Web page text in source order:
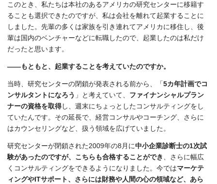
このとき、私たちは本社のあるアメリカの研究センターに移籍す
ることも選択できたのですが、私は会社を離れて起業することに
しました。先輩の多くは家族を引き連れてアメリカに移住し、後
輩は国内のベンチャーなどに転職したので、起業したのは私だけ
だったと思います。
――もともと、起業することを考えていたのですか。
当時、研究センターの閉鎖が発表される前から、「5カ年計画でコ
ンサルタントになろう 」と考えていて、 ファイナンシャルプラン
ナーの資格を取得し、週末にちょっとしたコンサルティングをし
ていたんです。その延長で、経営コンサルやコーチング、さらに
はカウンセリングなど、扱う領域を広げていました。
研究センターが閉鎖された2009年の8月に中小企業診断士の1次試
験があったのですが、こちらも合格することができ
、さらに幅広
くコンサルティングをできるようになりました。今ではマーケテ
ィングやITサポート、さらには財務や人間の心の領域など、あら